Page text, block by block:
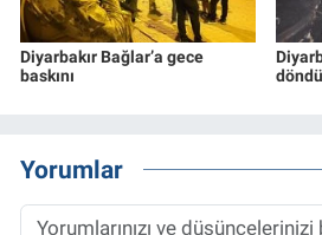
Diyarbakır Bağlar’a gece
baskını
döndü
Yorumlar